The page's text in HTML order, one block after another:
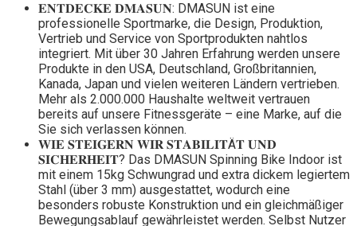
𝐄𝐍𝐓𝐃𝐄𝐂𝐊𝐄 𝐃𝐌𝐀𝐒𝐔𝐍: DMASUN ist eine
professionelle Sportmarke, die Design, Produktion,
Vertrieb und Service von Sportprodukten nahtlos
integriert. Mit über 30 Jahren Erfahrung werden unsere
Produkte in den USA, Deutschland, Großbritannien,
Kanada, Japan und vielen weiteren Ländern vertrieben.
Mehr als 2.000.000 Haushalte weltweit vertrauen
bereits auf unsere Fitnessgeräte – eine Marke, auf die
Sie sich verlassen können.
𝐖𝐈𝐄 𝐒𝐓𝐄𝐈𝐆𝐄𝐑𝐍 𝐖𝐈𝐑 𝐒𝐓𝐀𝐁𝐈𝐋𝐈𝐓Ä𝐓 𝐔𝐍𝐃
𝐒𝐈𝐂𝐇𝐄𝐑𝐇𝐄𝐈𝐓? Das DMASUN Spinning Bike Indoor ist
mit einem 15kg Schwungrad und extra dickem legiertem
Stahl (über 3 mm) ausgestattet, wodurch eine
besonders robuste Konstruktion und ein gleichmäßiger
Bewegungsablauf gewährleistet werden. Selbst Nutzer